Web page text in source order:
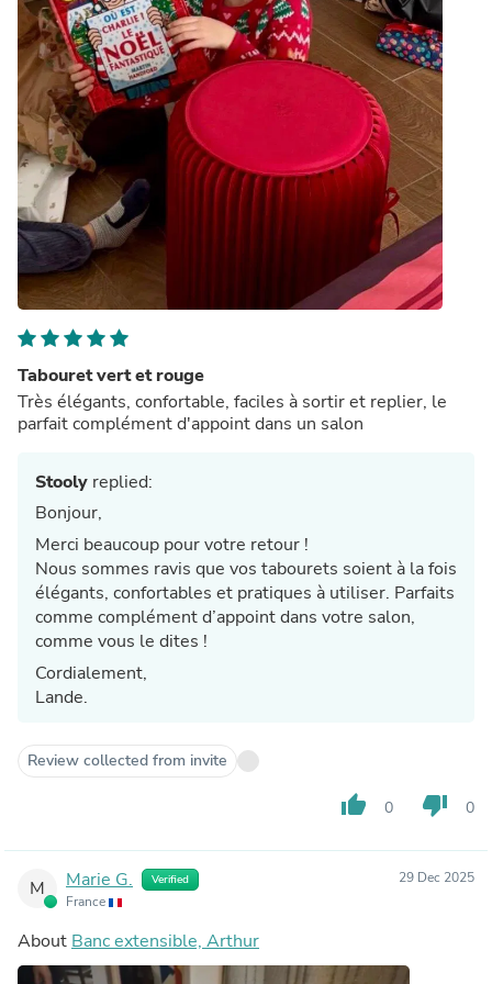
Tabouret vert et rouge
Très élégants, confortable, faciles à sortir et replier, le
parfait complément d'appoint dans un salon
Stooly replied:
Bonjour,
Merci beaucoup pour votre retour !
Nous sommes ravis que vos tabourets soient à la fois
élégants, confortables et pratiques à utiliser. Parfaits
comme complément d’appoint dans votre salon,
comme vous le dites !
Cordialement,
Lande.
Review collected from invite
thumb_up 0 thumb_down 0
M Marie G. Verified
France
29 Dec 2025
About Banc extensible, Arthur